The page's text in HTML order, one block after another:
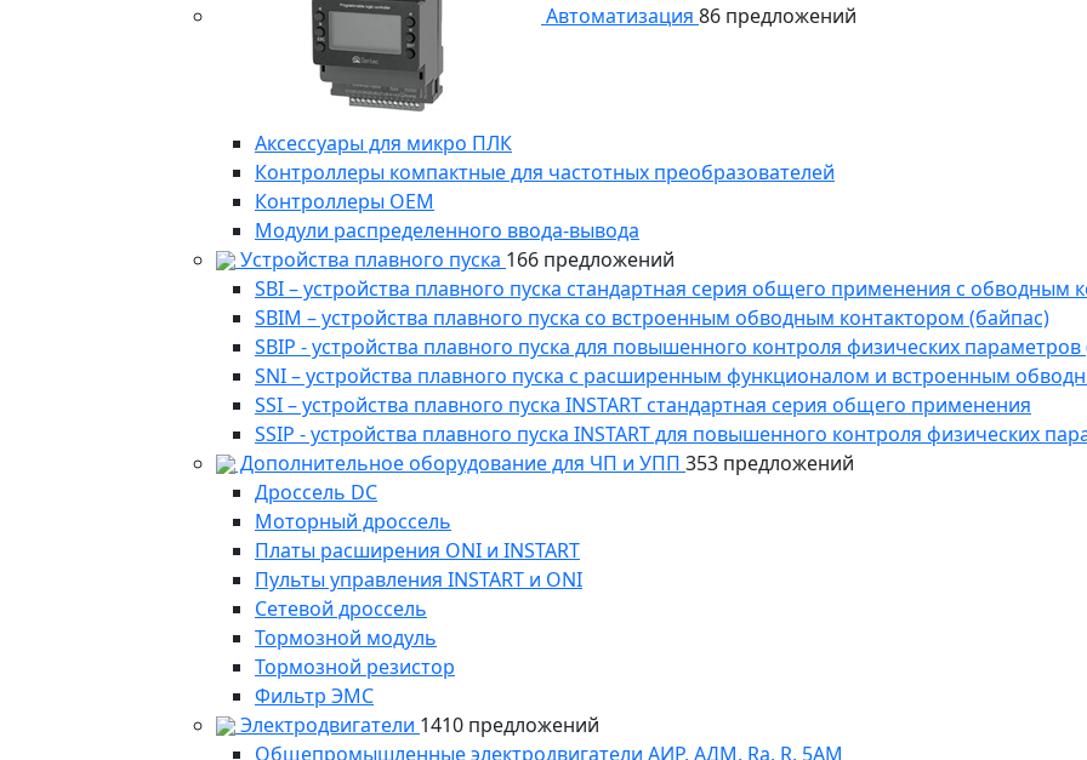
Автоматизация 86 предложений
Аксессуары для микро ПЛК
Контроллеры компактные для частотных преобразователей
Контроллеры ОЕМ
Модули распределенного ввода-вывода
Устройства плавного пуска 166 предложений
SBI – устройства плавного пуска стандартная серия общего применения с обводным
SBIM – устройства плавного пуска со встроенным обводным контактором (байпас)
SBIP - устройства плавного пуска для повышенного контроля физических
SNI – устройства плавного пуска с расширенным функционалом и встроенным
SSI – устройства плавного пуска INSTART стандартная серия общего применения
SSIP - устройства плавного пуска INSTART для повышенного контроля физических
Дополнительное оборудование для ЧП и УПП 353 предложений
Дроссель DC
Моторный дроссель
Платы расширения ONI и INSTART
Пульты управления INSTART и ONI
Сетевой дроссель
Тормозной модуль
Тормозной резистор
Фильтр ЭМС
Электродвигатели 1410 предложений
Общепромышленные электродвигатели АИР, АДМ, Ra, R, 5AM